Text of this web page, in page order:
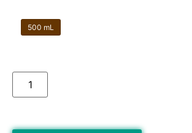
500 mL